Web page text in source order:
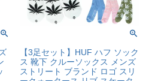
【3足セット】HUF ハフ ソック
ス 靴下 クルーソックス メンズ
ストリート ブランド ロゴ スリ